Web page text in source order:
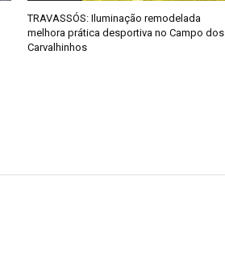
TRAVASSÓS: Iluminação remodelada
melhora prática desportiva no Campo dos
Carvalhinhos